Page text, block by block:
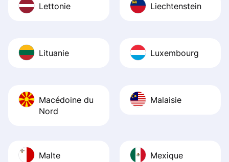
Lettonie Liechtenstein
Lituanie Luxembourg
Macédoine du
Nord
Malaisie
Malte Mexique